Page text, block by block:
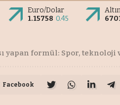
Euro/Dolar
1.15758 0.45
yapan formül: Spor, teknoloji
Facebook